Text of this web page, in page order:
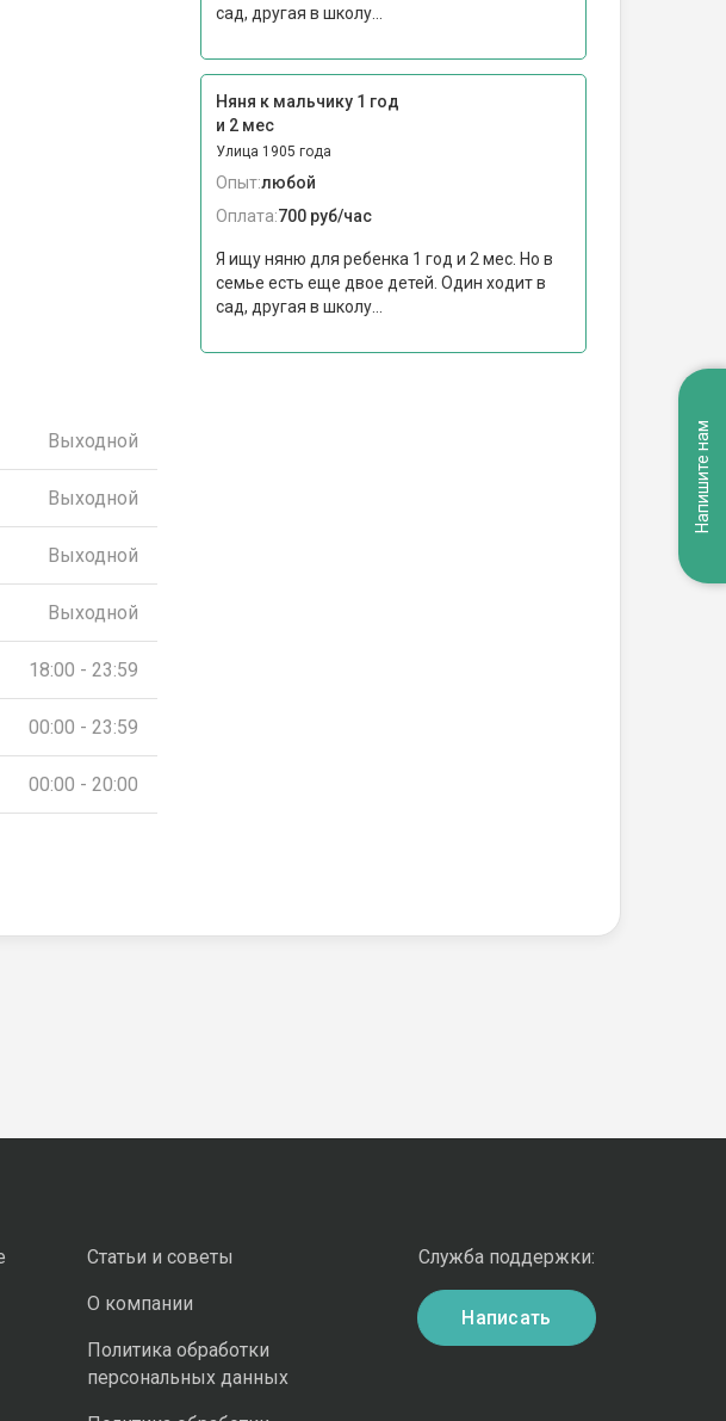
Выходной
Выходной
Выходной
Выходной
18:00 - 23:59
00:00 - 23:59
00:00 - 20:00
сад, другая в школу...
Няня к мальчику 1 год
и 2 мес
Улица 1905 года
Опыт:любой
Оплата:700 руб/час
Я ищу няню для ребенка 1 год и 2 мес. Но в
семье есть еще двое детей. Один ходит в
сад, другая в школу...
Статьи и советы
О компании
Политика обработки
персональных данных
Служба поддержки:
Написать
Напишите нам